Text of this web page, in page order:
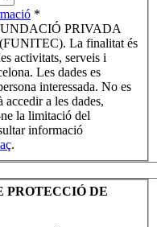
*
PRIVADA
La finalitat és
activitats, serveis i
Les dades es
interessada. No es
accedir a les dades,
la limitació del
informació
.
PROTECCIÓ DE